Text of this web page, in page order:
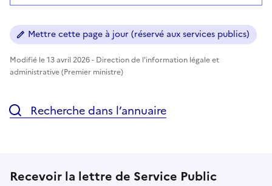
Mettre cette page à jour (réservé aux services publics)
Modifié le 13 avril 2026 - Direction de l'information légale et
administrative (Premier ministre)
Recherche dans l’annuaire
Recevoir la lettre de Service Public